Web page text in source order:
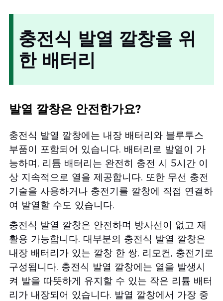
충전식 발열 깔창을 위
한 배터리
발열 깔창은 안전한가요?
충전식 발열 깔창에는 내장 배터리와 블루투스
부품이 포함되어 있습니다. 배터리로 발열이 가
능하며, 리튬 배터리는 완전히 충전 시 5시간 이
상 지속적으로 열을 제공합니다. 또한 무선 충전
기술을 사용하거나 충전기를 깔창에 직접 연결하
여 발열할 수도 있습니다.
충전식 발열 깔창은 안전하며 방사선이 없고 재
활용 가능합니다. 대부분의 충전식 발열 깔창은
내장 배터리가 있는 깔창 한 쌍, 리모컨, 충전기로
구성됩니다. 충전식 발열 깔창에는 열을 발생시
켜 발을 따뜻하게 유지할 수 있는 작은 리튬 배터
리가 내장되어 있습니다. 발열 깔창에서 가장 중